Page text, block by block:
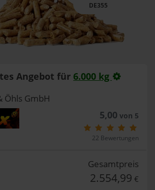
DE355
Angebot für 6.000 kg
Öhls GmbH
5,00 von 5
22 Bewertungen
Gesamtpreis
2.554,99 €